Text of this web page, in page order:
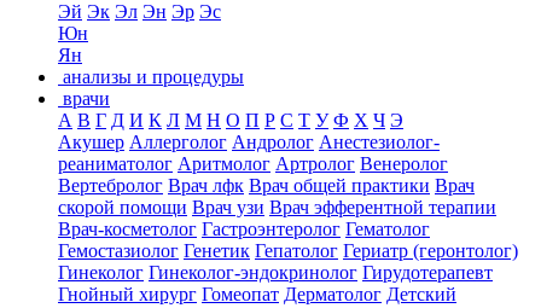
Эй Эк Эл Эн Эр Эс
Юн
Ян
анализы и процедуры
врачи
А В Г Д И К Л М Н О П Р С Т У Ф Х Ч Э
Акушер Аллерголог Андролог Анестезиолог-
реаниматолог Аритмолог Артролог Венеролог
Вертебролог Врач лфк Врач общей практики Врач
скорой помощи Врач узи Врач эфферентной терапии
Врач-косметолог Гастроэнтеролог Гематолог
Гемостазиолог Генетик Гепатолог Гериатр (геронтолог)
Гинеколог Гинеколог-эндокринолог Гирудотерапевт
Гнойный хирург Гомеопат Дерматолог Детский